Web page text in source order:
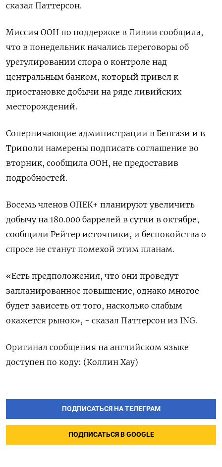
сказал Паттерсон.
Миссия ООН по поддержке в Ливии сообщила,
что в понедельник начались переговоры об
урегулировании спора о контроле над
центральным банком, который привел к
приостановке добычи на ряде ливийских
месторождений.
Соперничающие администрации в Бенгази и в
Триполи намерены подписать соглашение во
вторник, сообщила ООН, не предоставив
подробностей.
Восемь членов ОПЕК+ планируют увеличить
добычу на 180.000 баррелей в сутки в октябре,
сообщили Рейтер источники, и беспокойства о
спросе не станут помехой этим планам.
«Есть предположения, что они проведут
запланированное повышение, однако многое
будет зависеть от того, насколько слабым
окажется рынок», - сказал Паттерсон из ING.
Оригинал сообщения на английском языке
доступен по коду: (Коллин Хау)
ПОДПИСАТЬСЯ НА ТЕЛЕГРАМ
ПОДПИСАТЬСЯ В GOOGLE